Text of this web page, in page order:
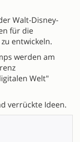
Walt-Disney-
für die
entwickeln.
werden am
Welt"
verrückte Ideen.